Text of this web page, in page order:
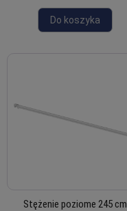
Do koszyka
Stężenie poziome 245 cm